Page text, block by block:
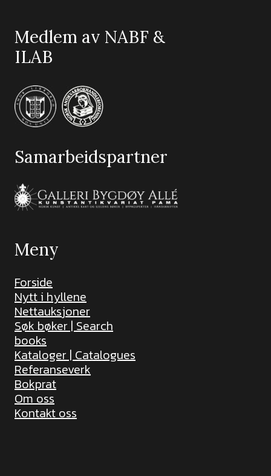
Medlem av NABF &
ILAB
Samarbeidspartner
Meny
Forside
Nytt i hyllene
Nettauksjoner
Søk bøker | Search
books
Kataloger | Catalogues
Referanseverk
Bokprat
Om oss
Kontakt oss